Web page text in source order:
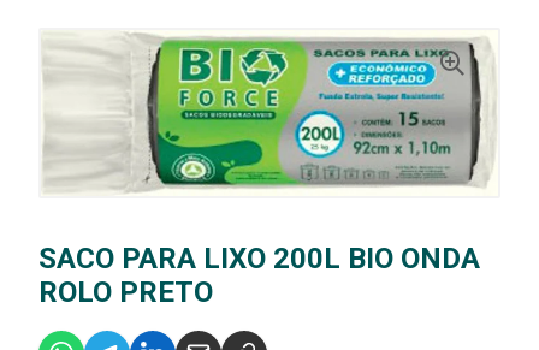
SACO PARA LIXO 200L BIO ONDA
ROLO PRETO